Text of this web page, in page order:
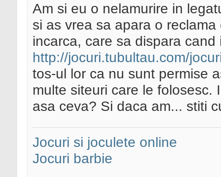
Am si eu o nelamurire in
si as vrea sa apara o
incarca, care sa dispara
http://jocuri.tubultau.com/
tos-ul lor ca nu sunt permise
multe siteuri care le
asa ceva? Si daca am... stiti
Jocuri si joculete online
Jocuri barbie